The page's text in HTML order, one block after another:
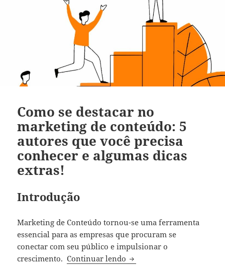
Como se destacar no
marketing de conteúdo: 5
autores que você precisa
conhecer e algumas dicas
extras!
Introdução
Marketing de Conteúdo tornou-se uma ferramenta
essencial para as empresas que procuram se
conectar com seu público e impulsionar o
crescimento. Continuar lendo Como se destacar no